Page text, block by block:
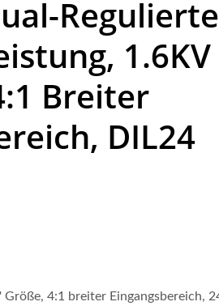
Regulierte
1.6KV
Breiter
DIL24
4:1 breiter Eingangsbereich,